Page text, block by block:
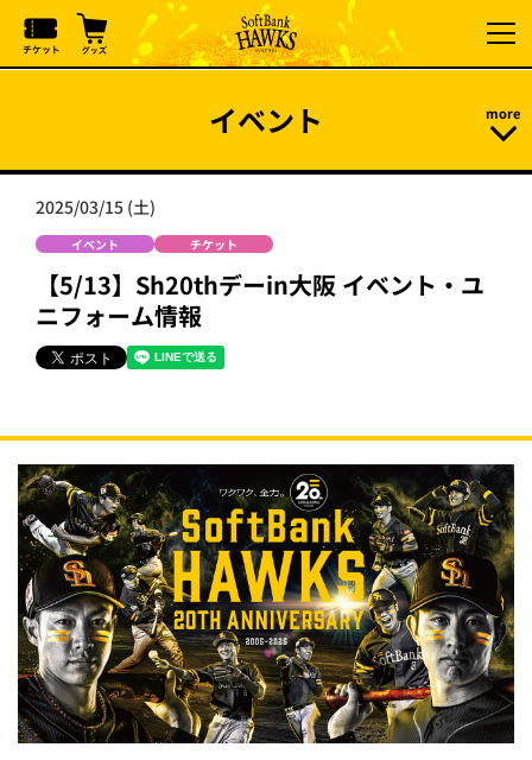
イベント
2025/03/15 (土)
イベント チケット
【5/13】Sh20thデーin大阪 イベント・ユ
ニフォーム情報